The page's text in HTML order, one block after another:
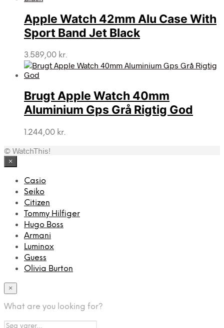
Apple Watch 42mm Alu Case With
Sport Band Jet Black
3.589,00 kr.
Brugt Apple Watch 40mm
Aluminium Gps Grå Rigtig God
1.244,00 kr.
© WatchThis!
×
Casio
Seiko
Citizen
Tommy Hilfiger
Hugo Boss
Armani
Luminox
Guess
Olivia Burton
×
What are you looking for?